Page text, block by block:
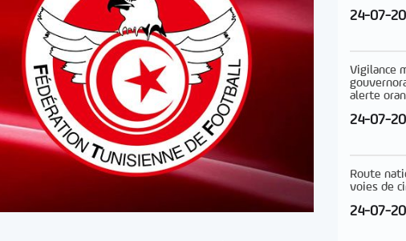
24-07-
Vigilance
alerte
24-07-
Route
voies de
24-07-